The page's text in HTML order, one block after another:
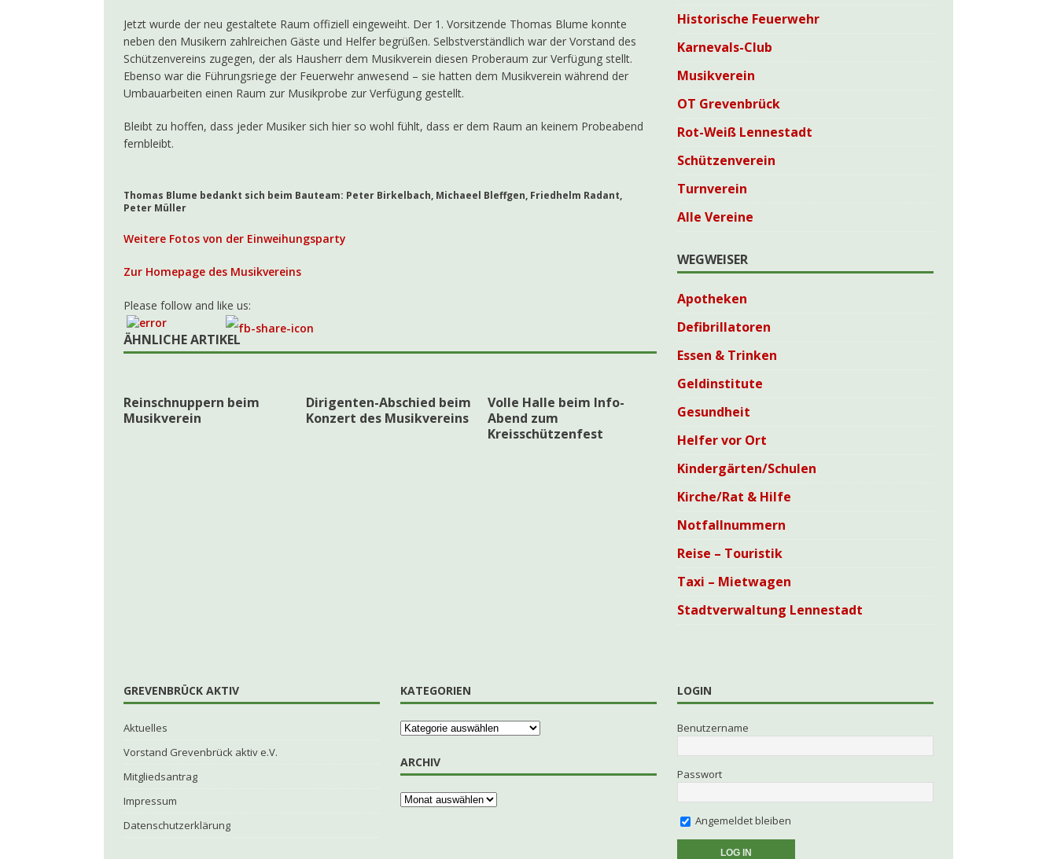
Jetzt wurde der neu gestaltete Raum offiziell eingeweiht. Der 1. Vorsitzende Thomas Blume konnte
neben den Musikern zahlreichen Gäste und Helfer begrüßen. Selbstverständlich war der Vorstand des
Schützenvereins zugegen, der als Hausherr dem Musikverein diesen Proberaum zur Verfügung stellt.
Ebenso war die Führungsriege der Feuerwehr anwesend – sie hatten dem Musikverein während der
Umbauarbeiten einen Raum zur Musikprobe zur Verfügung gestellt.
Bleibt zu hoffen, dass jeder Musiker sich hier so wohl fühlt, dass er dem Raum an keinem Probeabend
fernbleibt.
Thomas Blume bedankt sich beim Bauteam: Peter Birkelbach, Michaeel Bleffgen, Friedhelm Radant,
Peter Müller
Weitere Fotos von der Einweihungsparty
Zur Homepage des Musikvereins
Please follow and like us:
ÄHNLICHE ARTIKEL
Reinschnuppern beim
Musikverein
Dirigenten-Abschied beim
Konzert des Musikvereins
Volle Halle beim Info-
Abend zum
Kreisschützenfest
Historische Feuerwehr
Karnevals-Club
Musikverein
OT Grevenbrück
Rot-Weiß Lennestadt
Schützenverein
Turnverein
Alle Vereine
WEGWEISER
Apotheken
Defibrillatoren
Essen & Trinken
Geldinstitute
Gesundheit
Helfer vor Ort
Kindergärten/Schulen
Kirche/Rat & Hilfe
Notfallnummern
Reise – Touristik
Taxi – Mietwagen
Stadtverwaltung Lennestadt
GREVENBRÜCK AKTIV
Aktuelles
Vorstand Grevenbrück aktiv e.V.
Mitgliedsantrag
Impressum
Datenschutzerklärung
KATEGORIEN
ARCHIV
LOGIN
Benutzername
Passwort
Angemeldet bleiben